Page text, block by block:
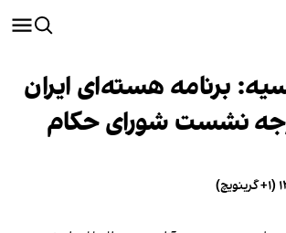
برنامه هسته‌ای ایران
نشست شورای حکام